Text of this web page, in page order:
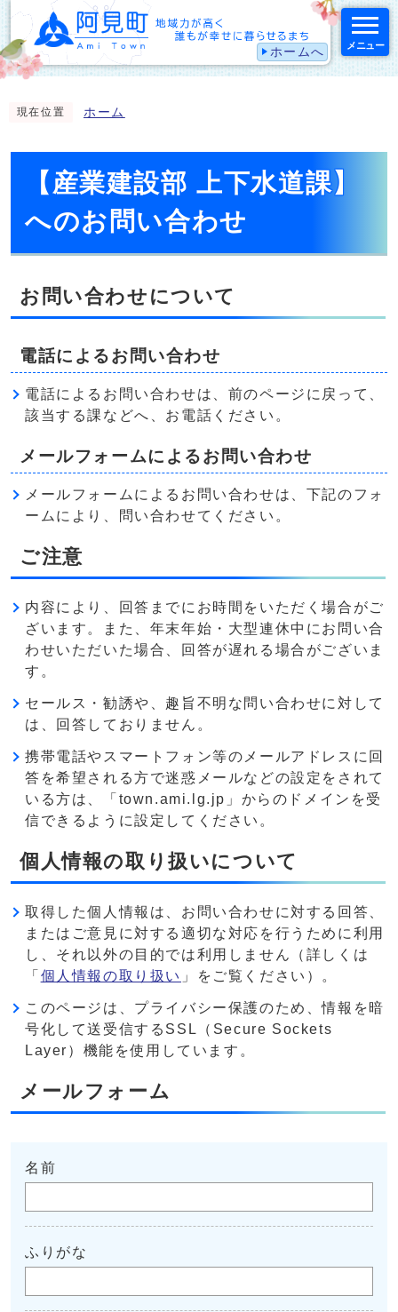
ホームへ メニュー
現在位置 ホーム
【産業建設部 上下水道課】
へのお問い合わせ
お問い合わせについて
電話によるお問い合わせ
電話によるお問い合わせは、前のページに戻って、
該当する課などへ、お電話ください。
メールフォームによるお問い合わせ
メールフォームによるお問い合わせは、下記のフォ
ームにより、問い合わせてください。
ご注意
内容により、回答までにお時間をいただく場合がご
ざいます。また、年末年始・大型連休中にお問い合
わせいただいた場合、回答が遅れる場合がございま
す。
セールス・勧誘や、趣旨不明な問い合わせに対して
は、回答しておりません。
携帯電話やスマートフォン等のメールアドレスに回
答を希望される方で迷惑メールなどの設定をされて
いる方は、「town.ami.lg.jp」からのドメインを受
信できるように設定してください。
個人情報の取り扱いについて
取得した個人情報は、お問い合わせに対する回答、
またはご意見に対する適切な対応を行うために利用
し、それ以外の目的では利用しません（詳しくは
「 個人情報の取り扱い 」をご覧ください）。
このページは、プライバシー保護のため、情報を暗
号化して送受信するSSL（Secure Sockets
Layer）機能を使用しています。
メールフォーム
名前
ふりがな